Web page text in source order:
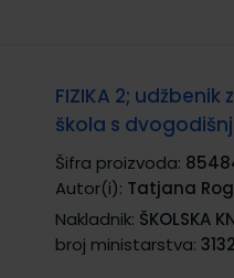
FIZIKA 2; udžbenik
škola s
Šifra proizvoda:
Autor(i): Tatjana
Nakladnik: ŠKOLSKA
broj ministarstva: